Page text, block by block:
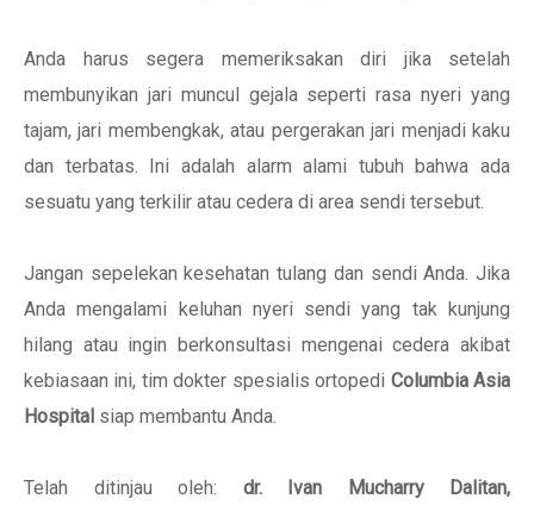
Anda harus segera memeriksakan diri jika setelah
membunyikan jari muncul gejala seperti rasa nyeri yang
tajam, jari membengkak, atau pergerakan jari menjadi kaku
dan terbatas. Ini adalah alarm alami tubuh bahwa ada
sesuatu yang terkilir atau cedera di area sendi tersebut.
Jangan sepelekan kesehatan tulang dan sendi Anda. Jika
Anda mengalami keluhan nyeri sendi yang tak kunjung
hilang atau ingin berkonsultasi mengenai cedera akibat
kebiasaan ini, tim dokter spesialis ortopedi Columbia Asia
Hospital siap membantu Anda.
Telah ditinjau oleh: dr. Ivan Mucharry Dalitan,